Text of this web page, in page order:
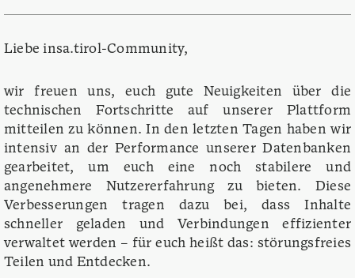
Liebe insa.tirol-Community,
wir freuen uns, euch gute Neuigkeiten über die
technischen Fortschritte auf unserer Plattform
mitteilen zu können. In den letzten Tagen haben wir
intensiv an der Performance unserer Datenbanken
gearbeitet, um euch eine noch stabilere und
angenehmere Nutzererfahrung zu bieten. Diese
Verbesserungen tragen dazu bei, dass Inhalte
schneller geladen und Verbindungen effizienter
verwaltet werden – für euch heißt das: störungsfreies
Teilen und Entdecken.